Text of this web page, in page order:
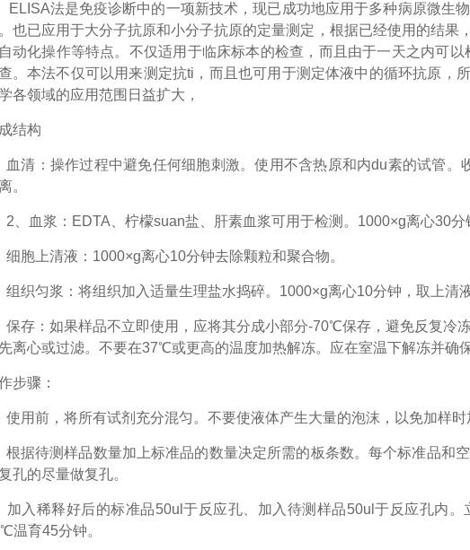
ELISA法是免疫诊断中的一项新技术，现已成功地应用于多种病原微生
也已应用于大分子抗原和小分子抗原的定量测定，根据已经使用的结果
动化操作等特点。不仅适用于临床标本的检查，而且由于一天之内可以
。本法不仅可以用来测定抗ti ，而且也可用于测定体液中的循环抗原，
各领域的应用范围日益扩大，
结构
血清：操作过程中避免任何细胞刺激。使用不含热原和内du素的试管。
。
2、血浆：EDTA、柠檬suan盐、肝素血浆可用于检测。 1000×g离心30分
细胞上清液：1000×g离心10分钟去除颗粒和聚合物。
组织匀浆：将组织加入适量生理盐水捣碎。1000×g离心10分钟，取上清液
保存：如果样品不立即使用，应将其分成小部分-70℃保存，避免反复冷
离心或过滤。不要在37℃或更高的温度加热解冻。应在室温下解冻并确
步骤：
使用前，将所有试剂充分混匀。不要使液体产生大量的泡沫，以免加样时
根据待测样品数量加上标准品的数量决定所需的板条数。每个标准品和
孔的尽量做复孔。
加入稀释好后的标准品50ul于反应孔、加入待测样品50ul于反应孔内
温育45分钟。